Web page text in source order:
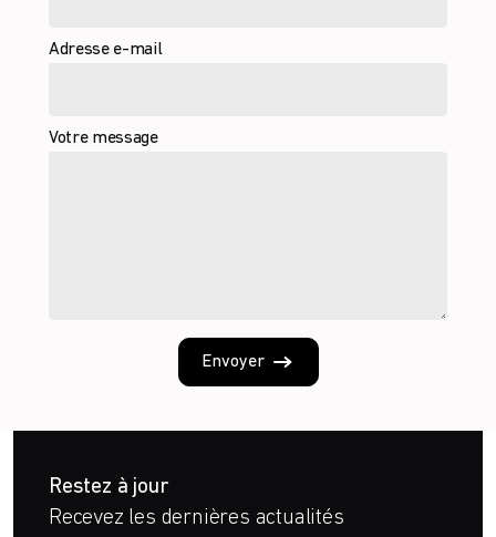
Adresse e-mail
Votre message
Envoyer
Restez à jour
Recevez les dernières actualités